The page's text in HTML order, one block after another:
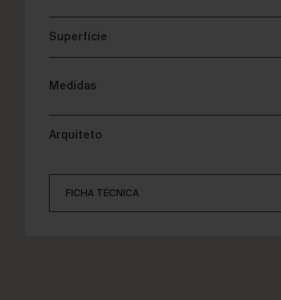
Superfície
Medidas
Arquiteto
FICHA TÉCNICA